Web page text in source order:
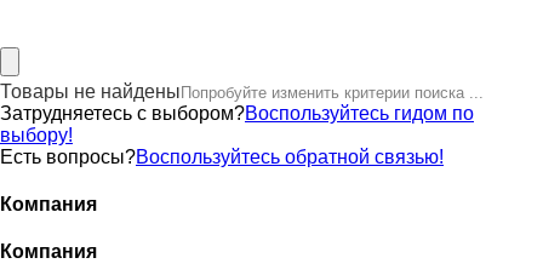
Товары не найдены Попробуйте изменить критерии поиска ...
Затрудняетесь с выбором?Воспользуйтесь гидом по
выбору!
Есть вопросы?Воспользуйтесь обратной связью!
Компания
Компания